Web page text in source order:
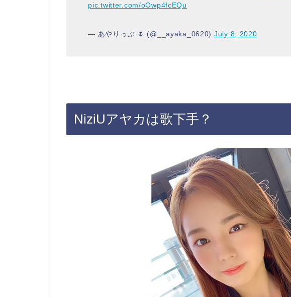
pic.twitter.com/oOwp4fcEQu
— あやりっぷ 🌷 (@__ayaka_0620) July 8, 2020
NiziUアヤカは歌下手？